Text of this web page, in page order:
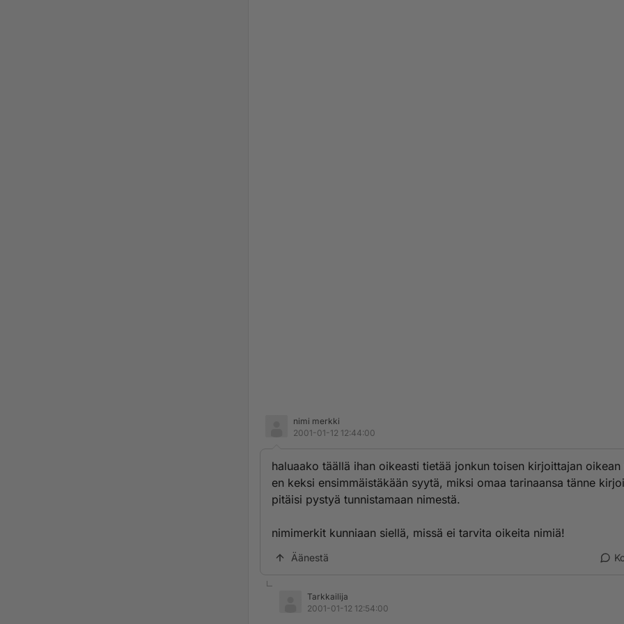
nimi merkki
2001-01-12 12:44:00
haluaako täällä ihan oikeasti tietää jonkun toisen kirjoittajan oikean
en keksi ensimmäistäkään syytä, miksi omaa tarinaansa tänne
pitäisi pystyä tunnistamaan nimestä.
nimimerkit kunniaan siellä, missä ei tarvita oikeita nimiä!
Äänestä
Tarkkailija
2001-01-12 12:54:00